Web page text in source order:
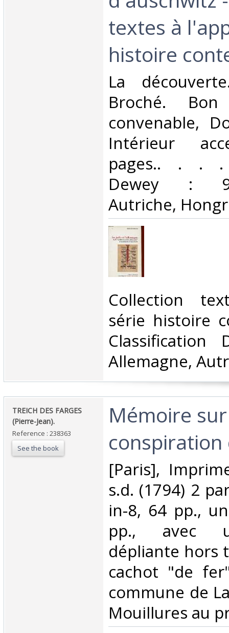
textes à
histoire
‎La
Broché.
convenable,
Intérieur
pages.. . . .
Dewey :
Autriche,
‎Collection
série histoire
Classification
Allemagne,
‎TREICH DES FARGES
(Pierre-Jean).‎
Reference : 238363
See the book
‎Mémoire
conspiration
‎[Paris],
s.d. (1794) 2
in-8, 64 pp.,
pp., avec
dépliante hors
cachot "de
commune de
Mouillures au